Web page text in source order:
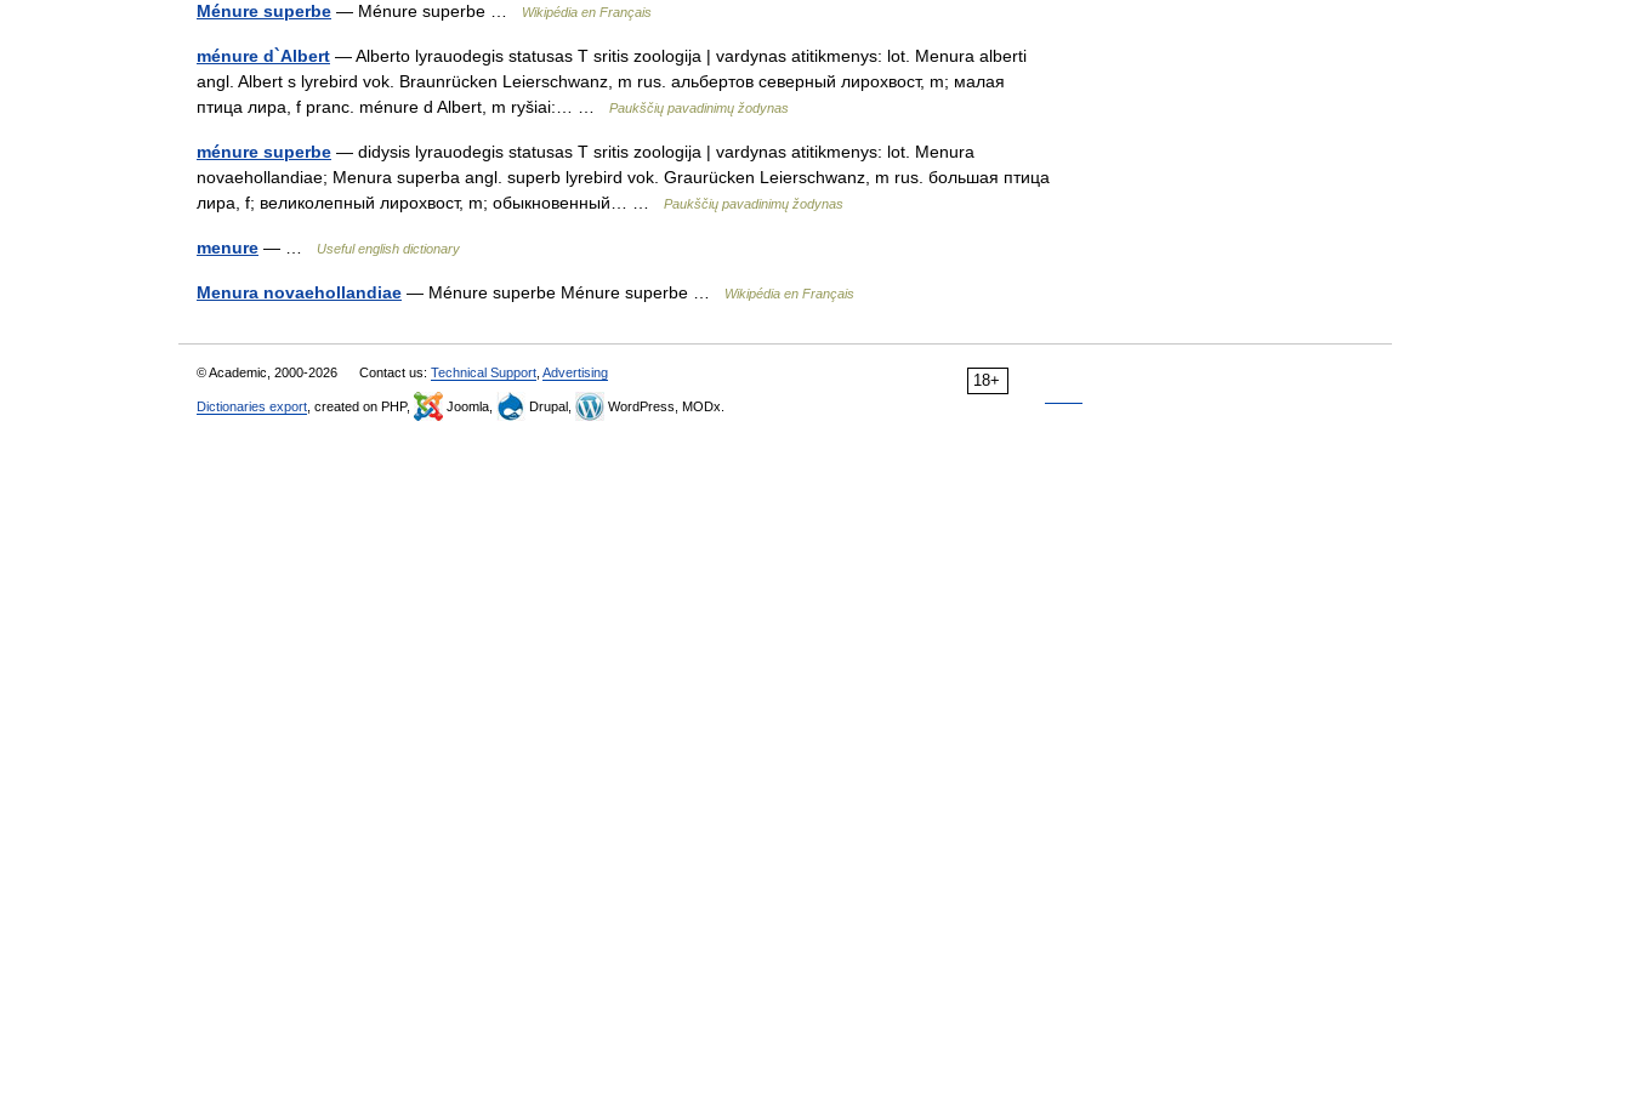
Ménure superbe — Ménure superbe … Wikipédia en Français
ménure d`Albert — Alberto lyrauodegis statusas T sritis zoologija | vardynas atitikmenys: lot. Menura alberti
angl. Albert s lyrebird vok. Braunrücken Leierschwanz, m rus. альбертов северный лирохвост, m; малая
птица лира, f pranc. ménure d Albert, m ryšiai:… …
Paukščių pavadinimų žodynas
ménure superbe — didysis lyrauodegis statusas T sritis zoologija | vardynas atitikmenys: lot. Menura
novaehollandiae; Menura superba angl. superb lyrebird vok. Graurücken Leierschwanz, m rus. большая птица
лира, f; великолепный лирохвост, m; обыкновенный… …
Paukščių pavadinimų žodynas
menure — … Useful english dictionary
Menura novaehollandiae — Ménure superbe Ménure superbe … Wikipédia en Français
18+
© Academic, 2000-2026 Contact us: Technical Support Advertising
Dictionaries export , created on PHP, Joomla, Drupal, WordPress, MODx.